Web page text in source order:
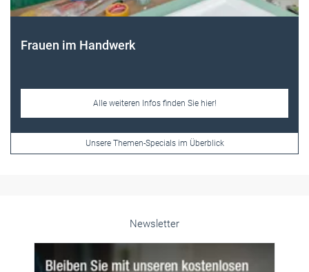
Frauen im Handwerk
Alle weiteren Infos finden Sie hier!
Unsere Themen-Specials im Überblick
Newsletter